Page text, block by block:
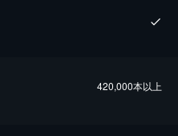
420,000本以上